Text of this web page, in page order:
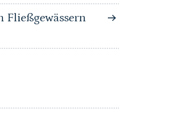
Fließgewässern